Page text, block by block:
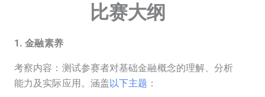
比赛大纲
1. 金融素养
考察内容：测试参赛者对基础金融概念的理解、分析
能力及实际应用。涵盖以下主题 ：